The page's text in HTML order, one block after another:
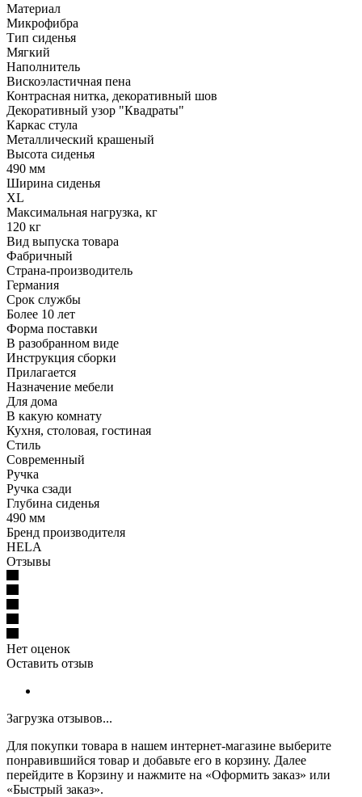
Материал
Микрофибра
Тип сиденья
Мягкий
Наполнитель
Вискоэластичная пена
Контрасная нитка, декоративный шов
Декоративный узор "Квадраты"
Каркас стула
Металлический крашеный
Высота сиденья
490 мм
Ширина сиденья
XL
Максимальная нагрузка, кг
120 кг
Вид выпуска товара
Фабричный
Страна-производитель
Германия
Срок службы
Более 10 лет
Форма поставки
В разобранном виде
Инструкция сборки
Прилагается
Назначение мебели
Для дома
В какую комнату
Кухня, столовая, гостиная
Стиль
Современный
Ручка
Ручка сзади
Глубина сиденья
490 мм
Бренд производителя
HELA
Отзывы
Нет оценок
Оставить отзыв
Загрузка отзывов...
Для покупки товара в нашем интернет-магазине выберите
понравившийся товар и добавьте его в корзину. Далее
перейдите в Корзину и нажмите на «Оформить заказ» или
«Быстрый заказ».